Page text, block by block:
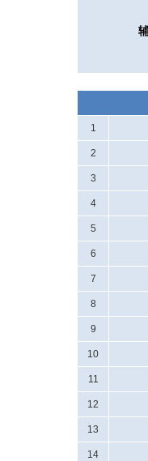
1
2
3
4
5
6
7
8
9
10
11
12
13
14